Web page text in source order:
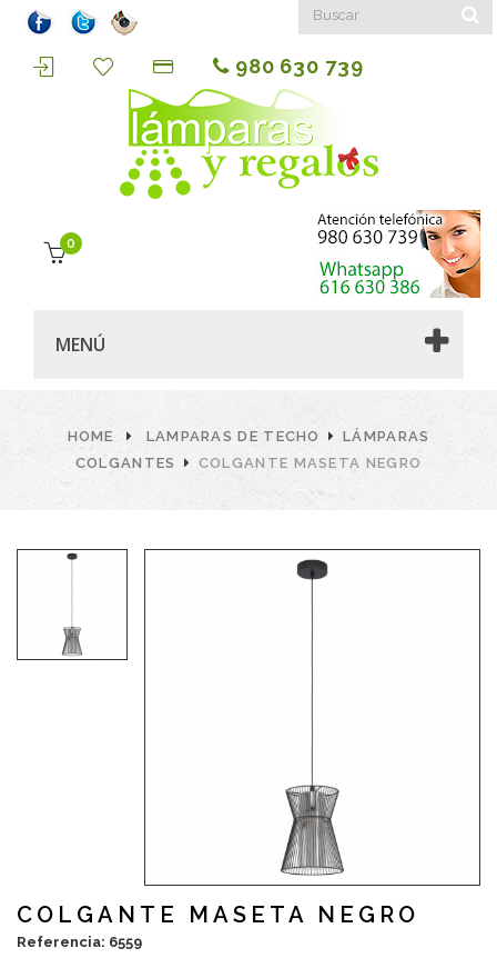
980 630 739
0
MENÚ
HOME LAMPARAS DE TECHO
LÁMPARAS
COLGANTES
COLGANTE MASETA NEGRO
COLGANTE MASETA NEGRO
Referencia: 6559